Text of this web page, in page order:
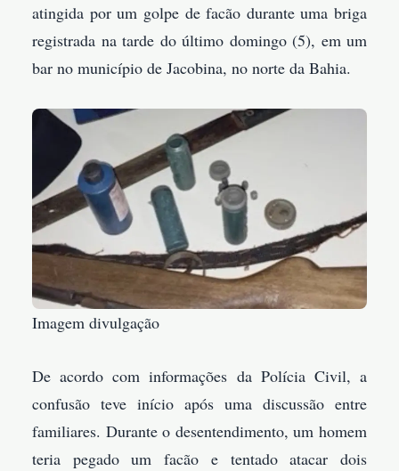
atingida por um golpe de facão durante uma briga
registrada na tarde do último domingo (5), em um
bar no município de Jacobina, no norte da Bahia.
Imagem divulgação
De acordo com informações da Polícia Civil, a
confusão teve início após uma discussão entre
familiares. Durante o desentendimento, um homem
teria pegado um facão e tentado atacar dois